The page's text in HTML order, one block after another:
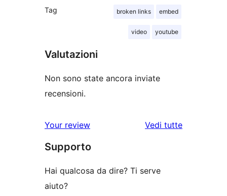
Tag broken links embed
video youtube
Valutazioni
Non sono state ancora inviate
recensioni.
Your review Vedi tuttele
Supporto
Hai qualcosa da dire? Ti serve
aiuto?